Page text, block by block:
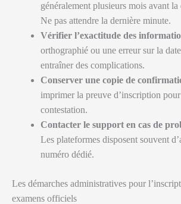
généralement plusieurs mois avant la
Ne pas attendre la dernière minute.
Vérifier l’exactitude des
orthographié ou une erreur sur la
entraîner des complications.
Conserver une copie de
imprimer la preuve d’inscription
contestation.
Contacter le support en cas de
Les plateformes disposent souvent
numéro dédié.
Les démarches administratives pour
examens officiels